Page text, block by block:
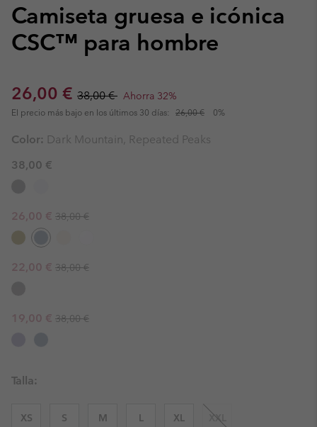
Camiseta gruesa e icónica
CSC™ para hombre
Sale price:
26,00 € Regular price:
38,00 € Ahorra 32%
El precio más bajo en los últimos 30 días: 26,00 € 0%
Color: Dark Mountain, Repeated Peaks
38,00 €
Sale price:
26,00 € Regular price:
38,00 €
Sale price:
22,00 € Regular price:
38,00 €
Sale price:
19,00 € Regular price:
38,00 €
Talla:
XS S M L XL XXL